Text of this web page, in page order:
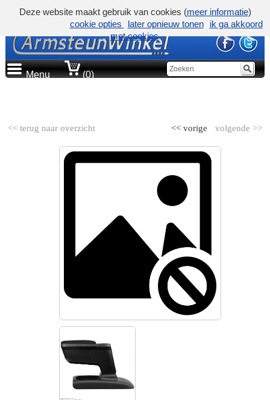
Menu (0)
<< terug naar overzicht volgende >>
<< vorige
Deze website maakt gebruik van cookies (meer informatie)
cookie opties
later opnieuw tonen
ik ga akkoord
met cookies